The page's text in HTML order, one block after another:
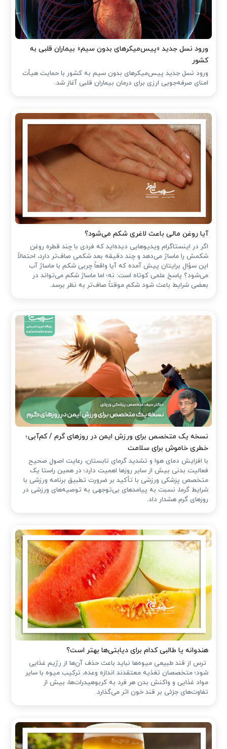
ورود نسل جدید «پیس‌میکرهای بدون سیم» بیماران قلبی به
کشور
ورود نسل جدید پیس‌میکرهای بدون سیم به کشور با حمایت هیأت
امنای صرفه‌جویی ارزی برای درمان بیماران قلبی آغاز شد.
آیا روغن مالی باعث لاغری شکم می‌شود؟
اگر در اینستاگرام ویدیوهایی دیده‌اید که فردی با چند قطره روغن
شکمش را ماساژ می‌دهد و چند دقیقه بعد شکمی صاف‌تر دارد، احتمالاً
این سؤال برایتان پیش آمده که آیا واقعاً چربی شکم با ماساژ آب
می‌شود؟ پاسخ علمی کوتاه است: نه؛ اما ماساژ شکم می‌تواند در
بعضی شرایط باعث شود شکم موقتاً صاف‌تر به نظر برسد.
نسخه یک متخصص برای ورزش ایمن در روزهای گرم / کم‌آبی؛
خطری خاموش برای سلامت
با افزایش دمای هوا و تشدید گرمای تابستان، رعایت اصول صحیح
فعالیت بدنی بیش از سایر روزها اهمیت دارد؛ در همین راستا یک
متخصص پزشکی ورزشی با تأکید بر ضرورت تطبیق برنامه ورزشی با
شرایط گرما، نسبت به پیامدهای بی‌توجهی به توصیه‌های ورزشی در
روزهای گرم هشدار داد.
هندوانه یا طالبی کدام برای دیابتی‌ها بهتر است؟
ترس از قند طبیعی میوه‌ها نباید باعث حذف آن‌ها از رژیم غذایی
شود؛ متخصصان تغذیه معتقدند اندازه وعده، ترکیب میوه با سایر
مواد غذایی و واکنش بدن هر فرد به کربوهیدرات‌ها، بیش از
تفاوت‌های جزئی بر قند خون اثر می‌گذارد.